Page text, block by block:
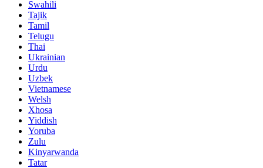
Swahili
Tajik
Tamil
Telugu
Thai
Ukrainian
Urdu
Uzbek
Vietnamese
Welsh
Xhosa
Yiddish
Yoruba
Zulu
Kinyarwanda
Tatar